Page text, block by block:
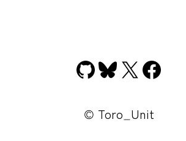
GitHub
Bluesky
X
© Toro_Unit